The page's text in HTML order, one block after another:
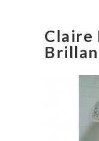
Claire